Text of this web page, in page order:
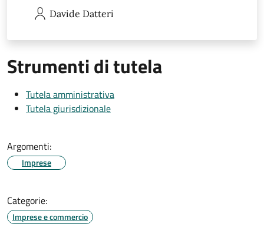
Davide Datteri
Strumenti di tutela
Tutela amministrativa
Tutela giurisdizionale
Argomenti:
Imprese
Categorie:
Imprese e commercio